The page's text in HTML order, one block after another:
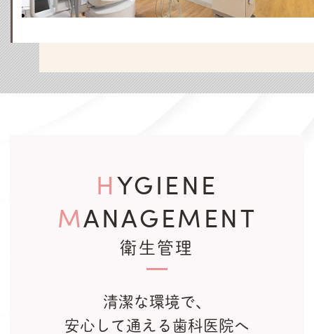
HYGIENE
MANAGEMENT
衛生管理
清潔な環境で、
安心して通える歯科医院へ